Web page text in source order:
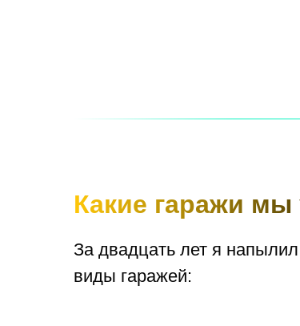
Какие гаражи мы
За двадцать лет я
виды гаражей: